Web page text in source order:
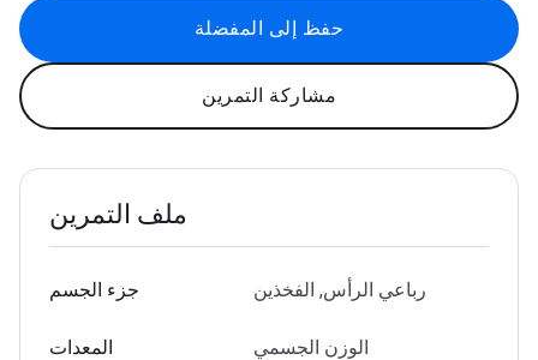
حفظ إلى المفضلة
مشاركة التمرين
ملف التمرين
جزء الجسم رباعي الرأس, الفخذين
المعدات الوزن الجسمي